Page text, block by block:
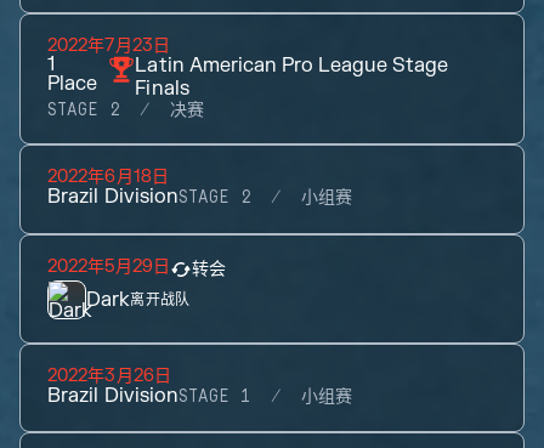
2022年7月23日
1
Place
Latin American Pro League Stage
Finals
STAGE 2 决赛
2022年6月18日
Brazil DivisionSTAGE 2 小组赛
2022年5月29日 转会
Dark离开战队
2022年3月26日
Brazil DivisionSTAGE 1 小组赛